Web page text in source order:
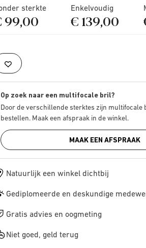
sterkte
99,00
Enkelvoudig
€ 139,00
Op zoek naar een multifocale bril?
Door de verschillende sterktes zijn multifocale
bestellen. Maak een afspraak in de winkel.
MAAK EEN AFSPRAAK
Natuurlijk een winkel dichtbij
Gediplomeerde en deskundige
Gratis advies en oogmeting
Niet goed, geld terug